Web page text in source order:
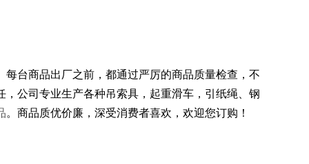
每台商品出厂之前，都通过严厉的商品质量检查，不
，公司专业生产各种吊索具，起重滑车，引纸绳、钢
。商品质优价廉，深受消费者喜欢，欢迎您订购！